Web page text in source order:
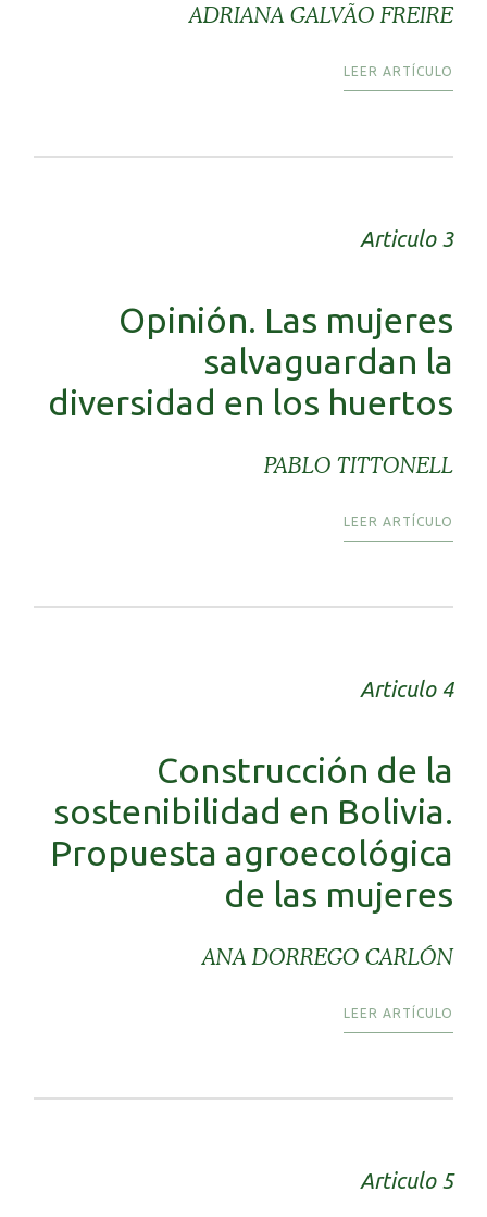
ADRIANA GALVÃO FREIRE
LEER ARTÍCULO
Articulo 3
Opinión. Las mujeres
salvaguardan la
diversidad en los huertos
PABLO TITTONELL
LEER ARTÍCULO
Articulo 4
Construcción de la
sostenibilidad en Bolivia.
Propuesta agroecológica
de las mujeres
ANA DORREGO CARLÓN
LEER ARTÍCULO
Articulo 5